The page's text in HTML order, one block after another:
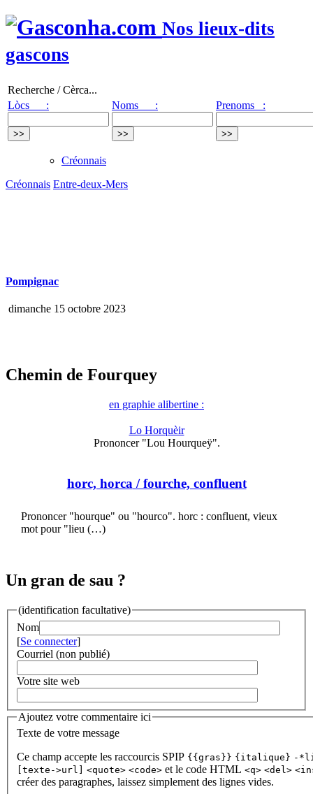
Nos lieux-dits
gascons
Recherche / Cèrca...
Lòcs :
Noms : Prenoms :
Créonnais
Créonnais Entre-deux-Mers
Pompignac
dimanche 15 octobre 2023
Chemin de Fourquey
en graphie alibertine :
Lo Horquèir
Prononcer "Lou Hourqueÿ".
horc, horca / fourche, confluent
Prononcer "hourque" ou "hourco". horc : confluent, vieux
mot pour "lieu (…)
Un gran de sau ?
(identification facultative)
Nom
[Se connecter]
Courriel (non publié)
Votre site web
Ajoutez votre commentaire ici
Texte de votre message
Ce champ accepte les raccourcis SPIP {{gras}} {italique} -
[texte->url]
<quote> <code> et le code HTML <q> <del>
créer des paragraphes, laissez simplement des lignes vides.